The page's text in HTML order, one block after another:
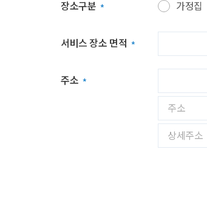
장소구분 * 가정집
서비스 장소 면적 *
주소 *